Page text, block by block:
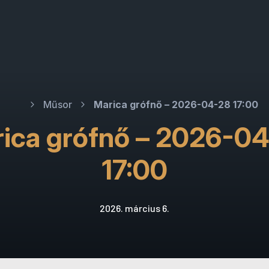
Műsor Marica grófnő – 2026-04-28 17:00
grófnő – 2026-
17:00
2026. március 6.